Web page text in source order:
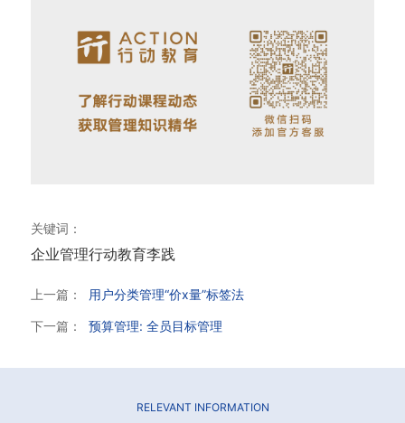
关键词：
企业管理行动教育李践
上一篇： 用户分类管理“价x量”标签法
下一篇： 预算管理: 全员目标管理
RELEVANT INFORMATION